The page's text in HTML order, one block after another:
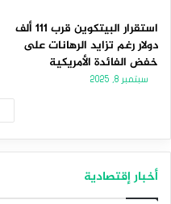
استقرار البيتكوين قرب 111 ألف
دولار رغم تزايد الرهانات على
خفض الفائدة الأمريكية
سبتمبر 8, 2025
أخبار إقتصادية